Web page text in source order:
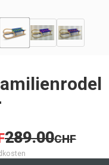
289.00CHF